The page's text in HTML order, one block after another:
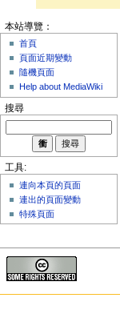
本站導覽：
首頁
頁面近期變動
隨機頁面
Help about MediaWiki
搜尋
工具:
連向本頁的頁面
連出的頁面變動
特殊頁面